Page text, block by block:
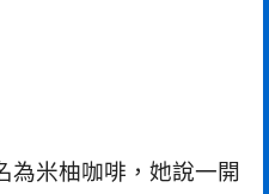
為米柚咖啡，她說一開